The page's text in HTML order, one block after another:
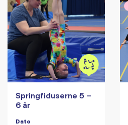
Springfiduserne 5 –
6 år
Dato